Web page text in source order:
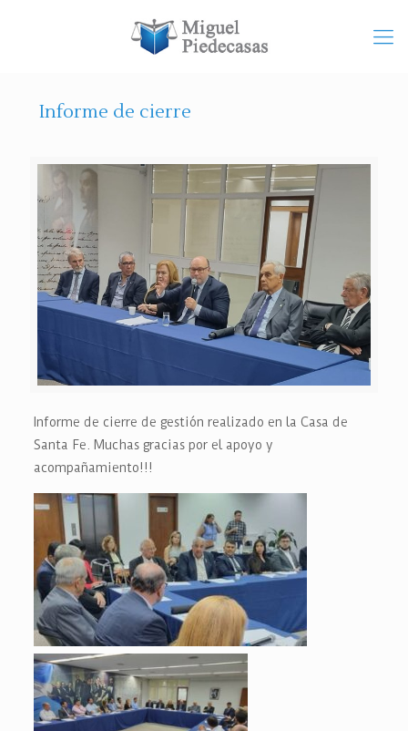
Informe de cierre
Informe de cierre de gestión realizado en la Casa de
Santa Fe. Muchas gracias por el apoyo y
acompañamiento!!!